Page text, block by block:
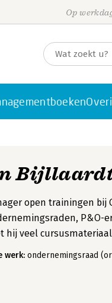
Op
open trainingen bij
P&O-
hij veel
werk: ondernemingsraad